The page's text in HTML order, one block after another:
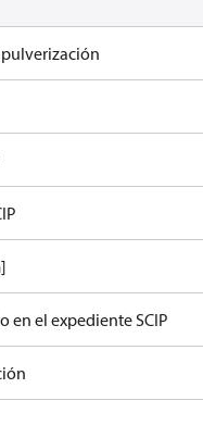
en el expediente SCIP